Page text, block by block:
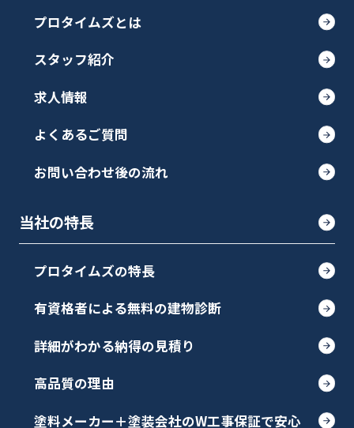
プロタイムズとは
スタッフ紹介
求人情報
よくあるご質問
お問い合わせ後の流れ
当社の特長
プロタイムズの特長
有資格者による無料の建物診断
詳細がわかる納得の見積り
高品質の理由
塗料メーカー＋塗装会社のW工事保証で安心